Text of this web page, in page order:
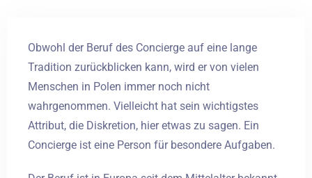
Obwohl der Beruf des Concierge auf eine lange
Tradition zurückblicken kann, wird er von vielen
Menschen in Polen immer noch nicht
wahrgenommen. Vielleicht hat sein wichtigstes
Attribut, die Diskretion, hier etwas zu sagen. Ein
Concierge ist eine Person für besondere Aufgaben.